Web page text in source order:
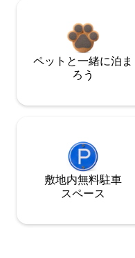
ペットと一緒に泊ま
ろう
敷地内無料駐⁠車
ス⁠ペ⁠ー⁠ス